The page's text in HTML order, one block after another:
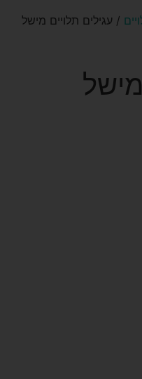
/ עגילים תלויים מישל